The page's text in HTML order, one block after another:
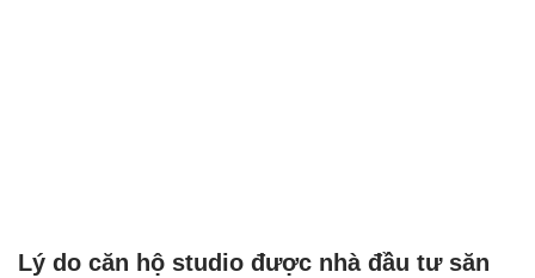
Lý do căn hộ studio được nhà đầu tư săn